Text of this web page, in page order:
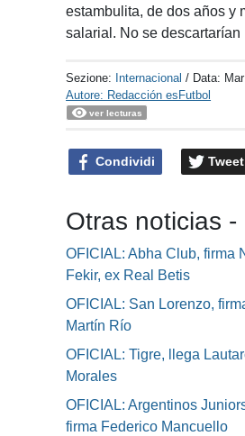
estambulita, de dos años y
salarial. No se
Sezione: Internacional / Data:
Autore: Redacción esFutbol
ver lecturas
Condividi Tweet
Otras noticias
OFICIAL: Abha Club, firma
Fekir, ex Real Betis
OFICIAL: San Lorenzo,
Martín Río
OFICIAL: Tigre, llega
Morales
OFICIAL: Argentinos
firma Federico Mancuello